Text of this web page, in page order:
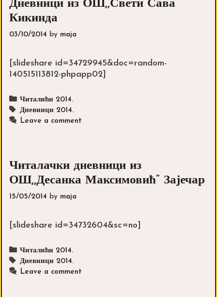
Дневници из ОШ,,Свети Сава“
Кикинда
03/10/2014 by maja
[slideshare id=34729945&doc=random-
140515113812-phpapp02]
Categories
Читалићи 2014.
Tags
Дневници 2014.
Leave a comment
Читалачки дневници из
ОШ,,Десанка Максимовић“ Зајечар
15/05/2014 by maja
[slideshare id=34732604&sc=no]
Categories
Читалићи 2014.
Tags
Дневници 2014.
Leave a comment